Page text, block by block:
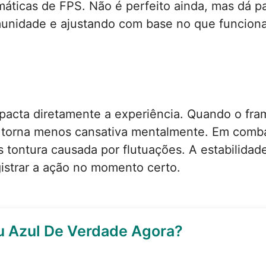
de FPS. Não é perfeito ainda, mas dá
e ajustando com base no que
diretamente a experiência. Quando o
menos cansativa mentalmente. Em
tontura causada por flutuações. A
a ação no momento certo.
Azul De Verdade Agora?